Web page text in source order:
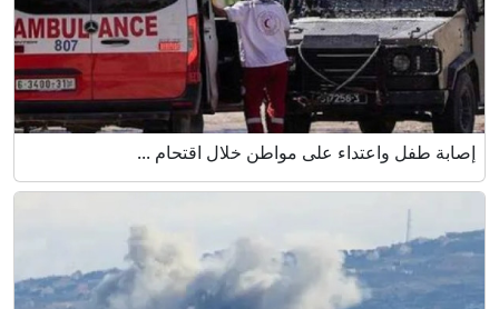
إصابة طفل واعتداء على مواطن خلال اقتحام ...